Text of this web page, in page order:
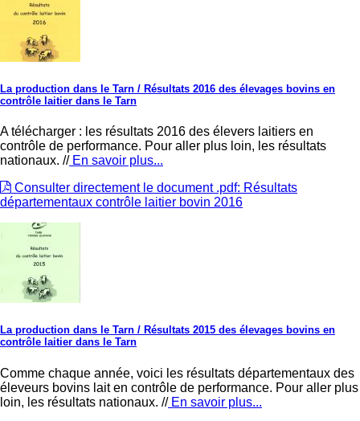
La production dans le Tarn / Résultats 2016 des élevages bovins en
contrôle laitier dans le Tarn
A télécharger : les résultats 2016 des élevers laitiers en
contrôle de performance. Pour aller plus loin, les résultats
nationaux. //En savoir plus...
Consulter directement le document .pdf: Résultats
départementaux contrôle laitier bovin 2016
La production dans le Tarn / Résultats 2015 des élevages bovins en
contrôle laitier dans le Tarn
Comme chaque année, voici les résultats départementaux des
éleveurs bovins lait en contrôle de performance. Pour aller plus
loin, les résultats nationaux. //En savoir plus...